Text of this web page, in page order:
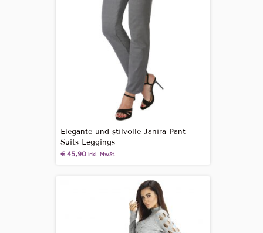
Elegante und stilvolle Janira Pant
Suits Leggings
€45,90 inkl. MwSt.